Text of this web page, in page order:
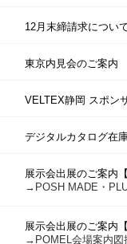
12月末締請求につい
東京内見会のご案内
VELTEX静岡 スポン
デジタルカタログ在
展示会出展のご案内
→POSH MADE・
展示会出展のご案内
→POMEL会場案内図